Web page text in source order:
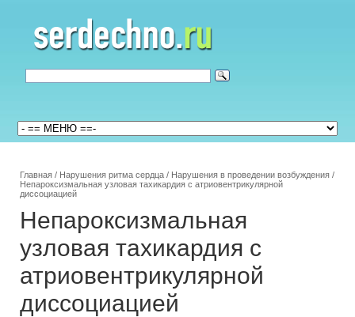
Главная / Нарушения ритма сердца / Нарушения в проведении возбуждения /
Непароксизмальная узловая тахикардия с атриовентрикулярной
диссоциацией
Непароксизмальная
узловая тахикардия с
атриовентрикулярной
диссоциацией